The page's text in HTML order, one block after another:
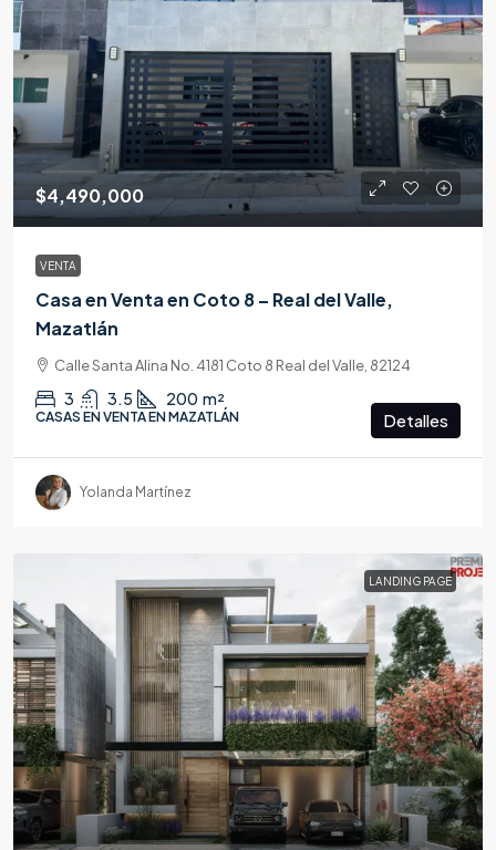
$4,490,000
VENTA
Casa en Venta en Coto 8 – Real del Valle,
Mazatlán
Calle Santa Alina No. 4181 Coto 8 Real del Valle, 82124
3 3.5 200 m²
CASAS EN VENTA EN MAZATLÁN Detalles
Yolanda Martínez
LANDING PAGE